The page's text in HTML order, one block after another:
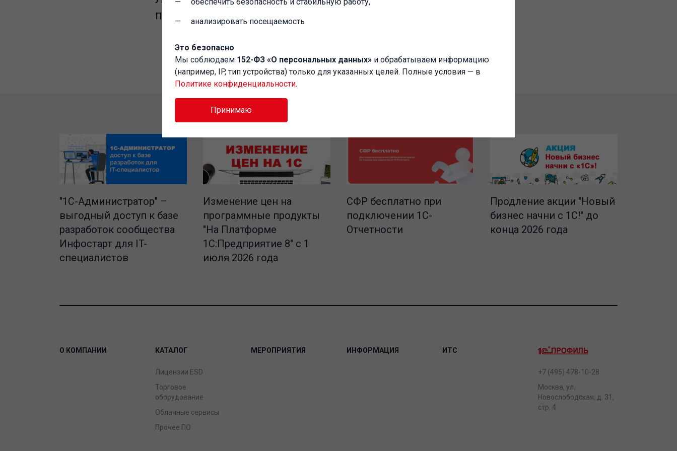
программы, запрещает потенциально опасное содержимое.
"1C-Администратор" –
выгодный доступ к базе
разработок сообщества
Инфостарт для IT-
специалистов
Изменение цен на
программные продукты
"На Платформе
1С:Предприятие 8" с 1
июля 2026 года
СФР бесплатно при
подключении 1С-
Отчетности
Продление акции "Новый
бизнес начни с 1С!" до
конца 2026 года
О КОМПАНИИ КАТАЛОГ
Лицензии ESD
Торговое
оборудование
Облачные сервисы
Прочее ПО
МЕРОПРИЯТИЯ ИНФОРМАЦИЯ ИТС
+7 (495) 478-10-28
Москва, ул.
Новослободская, д. 31,
стр. 4
анализировать посещаемость
Это безопасно
Мы соблюдаем 152-ФЗ «О персональных данных» и обрабатываем информацию
(например, IP, тип устройства) только для указанных целей. Полные условия — в
Политике конфиденциальности.
Принимаю